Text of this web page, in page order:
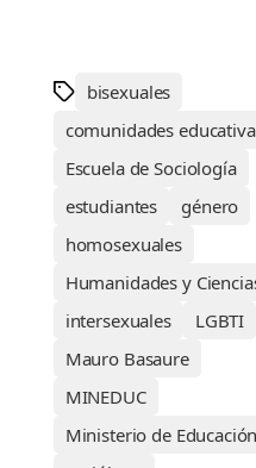
bisexuales
comunidades
Escuela de Sociología
estudiantes
género
homosexuales
Humanidades y
intersexuales
LGBTI
Mauro Basaure
MINEDUC
Ministerio de Educación